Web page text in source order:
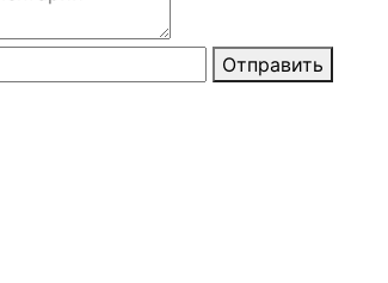
Отправить